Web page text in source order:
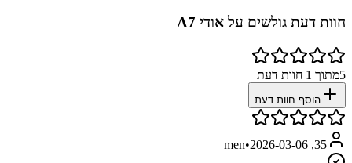
חוות דעת גולשים על אודי A7
5מתוך 1 חוות דעת
הוסף חוות דעת
35, men
•2026-03-06